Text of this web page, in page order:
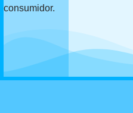
consumidor.